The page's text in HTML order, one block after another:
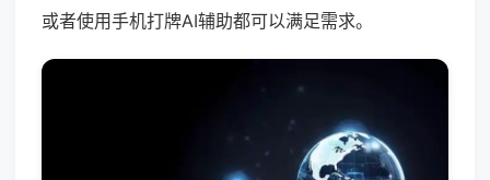
或者使用手机打牌AI辅助都可以满足需求。